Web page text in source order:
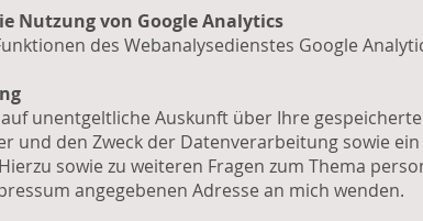
Nutzung von Google Analytics
des Webanalysedienstes Google
unentgeltliche Auskunft über Ihre
und den Zweck der Datenverarbeitung sowie
sowie zu weiteren Fragen zum Thema
angegebenen Adresse an mich wenden.